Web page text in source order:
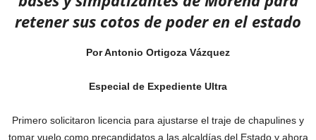
retener sus cotos de poder en el estado
Por Antonio Ortigoza Vázquez
Especial de Expediente Ultra
Primero solicitaron licencia para ajustarse el traje de chapulines y
tomar vuelo como precandidatos a las alcaldías del Estado y ahora